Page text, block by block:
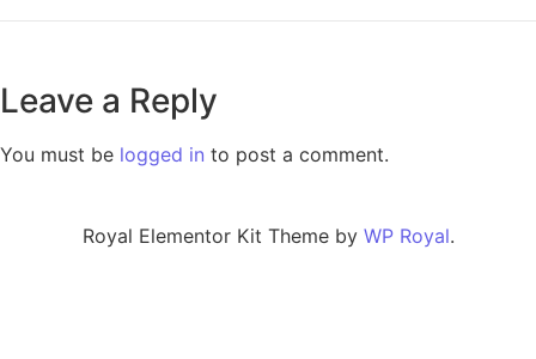
Leave a Reply
You must be logged in to post a comment.
Royal Elementor Kit Theme by WP Royal.